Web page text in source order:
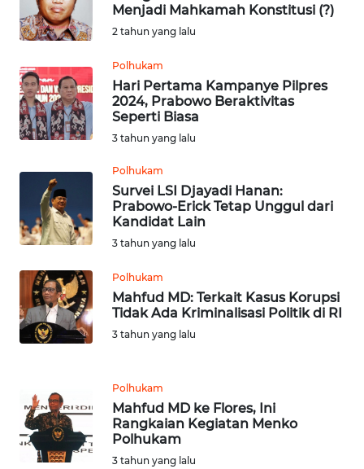
Menjadi Mahkamah Konstitusi (?)
2 tahun yang lalu
Polhukam
Hari Pertama Kampanye Pilpres
2024, Prabowo Beraktivitas
Seperti Biasa
3 tahun yang lalu
Polhukam
Survei LSI Djayadi Hanan:
Prabowo-Erick Tetap Unggul dari
Kandidat Lain
3 tahun yang lalu
Polhukam
Mahfud MD: Terkait Kasus Korupsi
Tidak Ada Kriminalisasi Politik di RI
3 tahun yang lalu
Polhukam
Mahfud MD ke Flores, Ini
Rangkaian Kegiatan Menko
Polhukam
3 tahun yang lalu
OPINI
Informasi
INDEKS
BERITA
KONTAK
KAMI
INFO
TENTANG
KAMI
SIBER
REDAKSI